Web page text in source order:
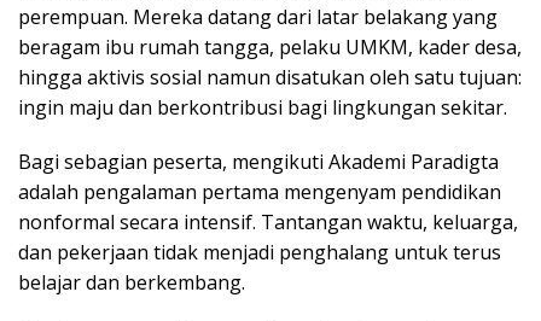
perempuan. Mereka datang dari latar belakang yang
beragam ibu rumah tangga, pelaku UMKM, kader desa,
hingga aktivis sosial namun disatukan oleh satu tujuan:
ingin maju dan berkontribusi bagi lingkungan sekitar.
Bagi sebagian peserta, mengikuti Akademi Paradigta
adalah pengalaman pertama mengenyam pendidikan
nonformal secara intensif. Tantangan waktu, keluarga,
dan pekerjaan tidak menjadi penghalang untuk terus
belajar dan berkembang.